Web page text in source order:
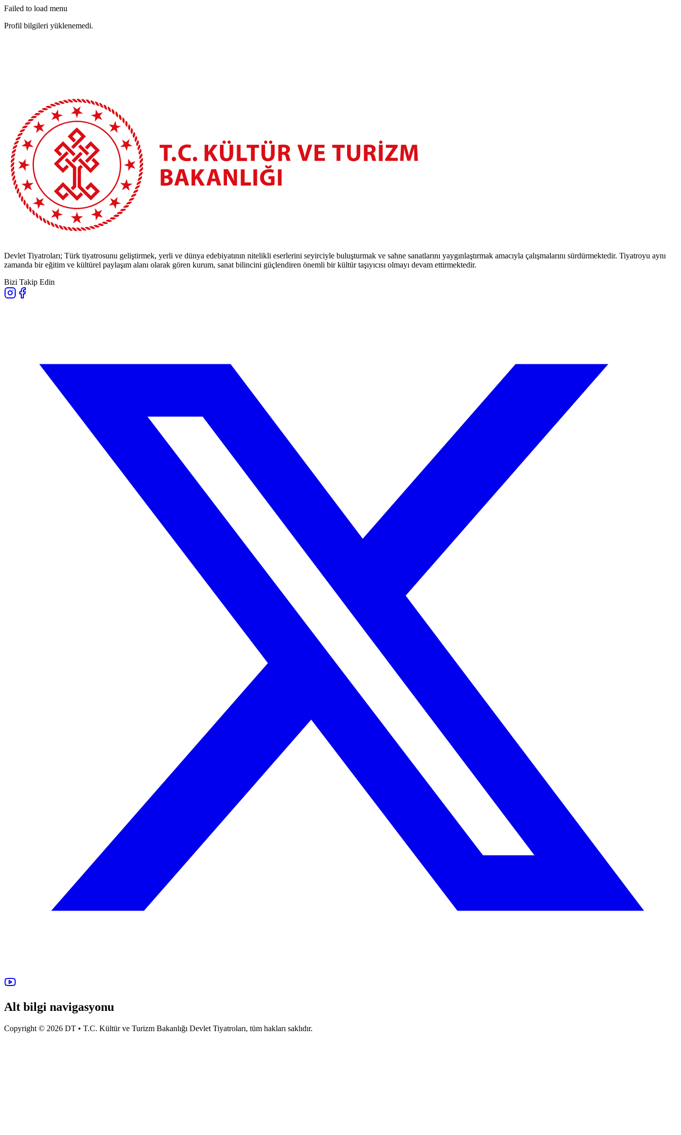
Failed to load menu
Profil bilgileri yüklenemedi.
Devlet Tiyatroları; Türk tiyatrosunu geliştirmek, yerli ve dünya edebiyatının nitelikli eserlerini seyirciyle buluşturmak ve sahne sanatlarını yaygınlaştırmak amacıyla çalışmalarını sürdürmektedir. Tiyatroyu aynı
zamanda bir eğitim ve kültürel paylaşım alanı olarak gören kurum, sanat bilincini güçlendiren önemli bir kültür taşıyıcısı olmayı devam ettirmektedir.
Bizi Takip Edin
Alt bilgi navigasyonu
Copyright © 2026 DT • T.C. Kültür ve Turizm Bakanlığı Devlet Tiyatroları, tüm hakları saklıdır.